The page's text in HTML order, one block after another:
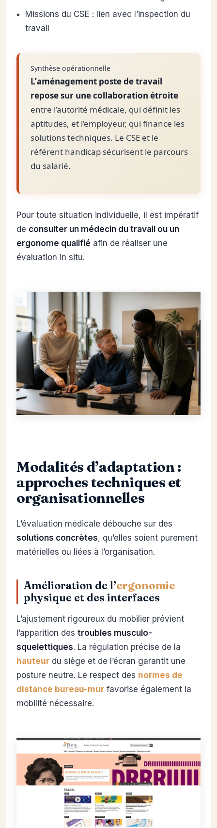
Missions du CSE : lien avec l’inspection du
travail
Synthèse opérationnelle
L’aménagement poste de travail
repose sur une collaboration étroite
entre l’autorité médicale, qui définit les
aptitudes, et l’employeur, qui finance les
solutions techniques. Le CSE et le
référent handicap sécurisent le parcours
du salarié.
Pour toute situation individuelle, il est impératif
de consulter un médecin du travail ou un
ergonome qualifié afin de réaliser une
évaluation in situ.
Modalités d’adaptation :
approches techniques et
organisationnelles
L’évaluation médicale débouche sur des
solutions concrètes, qu’elles soient purement
matérielles ou liées à l’organisation.
Amélioration de l’ergonomie
physique et des interfaces
L’ajustement rigoureux du mobilier prévient
l’apparition des troubles musculo-
squelettiques. La régulation précise de la
hauteur du siège et de l’écran garantit une
posture neutre. Le respect des normes de
distance bureau-mur favorise également la
mobilité nécessaire.